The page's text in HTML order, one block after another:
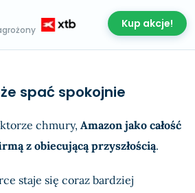
Kup akcje!
spać spokojnie
chmury, Amazon jako całość
z obiecującą przyszłością.
staje się coraz bardziej